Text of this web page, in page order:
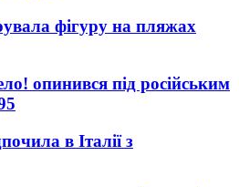
фігуру на пляжах
опинився під російським
в Італії з